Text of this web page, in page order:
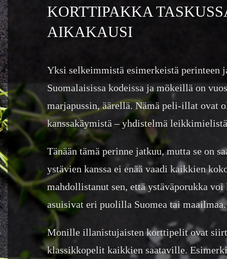
KORTTIPAKKA
AIKAKAUSI
Yksi selkeimmistä esimerkeistä perinteen
Suomalaisissa kodeissa ja mökeillä on
marjapussin, äärellä. Nämä peli-illat ovat
kanssakäymistä – yhdistelmä
Tänään tämä perinne jatkuu, mutta se on
ystävien kanssa ei enää vaadi kaikkien
mahdollistanut sen, että ystäväporukka
asuisivat eri puolilla Suomea tai maailmaa.
Monille illanistujaisten korttipelit ovat
klassikkopelit kaikkien saataville.